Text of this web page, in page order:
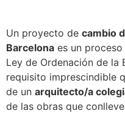
Un proyecto de cambio
Barcelona es un
Ley de Ordenación de la
requisito imprescindible
de un arquitecto/a
de las obras que